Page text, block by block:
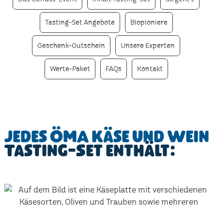
Tasting-Set Angebote Biopioniere
Geschenk-Gutschein Unsere Experten
Werte-Paket FAQs Kontakt
Jedes ÖMA Käse und Wein
Tasting-Set enthält: